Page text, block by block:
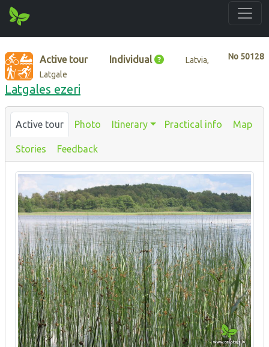
No 50128
Active tour Individual
Latvia,
Latgale
Latgales ezeri
Active tour Photo Itinerary Practical info Map
Stories Feedback